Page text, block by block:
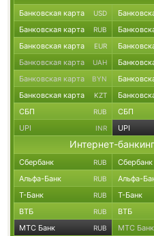
Банковская карта USD
Банковская карта RUB
Банковская карта EUR
Банковская карта UAH
Банковская карта BYN
Банковская карта KZT
СБП RUB СБП
UPI INR UPI
Интернет-банкинг
Сбербанк RUB Сбербанк
Альфа-Банк RUB Альфа-
Т-Банк RUB Т-Банк
ВТБ RUB ВТБ
МТС Банк RUB МТС Банк